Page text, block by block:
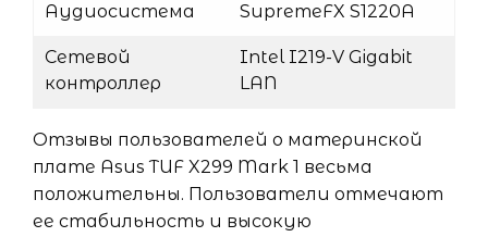
Аудиосистема SupremeFX S1220A
Сетевой
контроллер
Intel I219-V Gigabit
LAN
Отзывы пользователей о материнской
плате Asus TUF X299 Mark 1 весьма
положительны. Пользователи отмечают
ее стабильность и высокую